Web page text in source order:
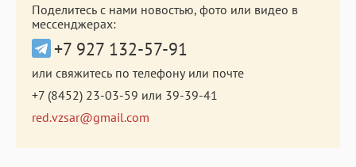
Поделитесь с нами новостью, фото или видео в
мессенджерах:
+7 927 132-57-91
или свяжитесь по телефону или почте
+7 (8452) 23-03-59 или 39-39-41
red.vzsar@gmail.com